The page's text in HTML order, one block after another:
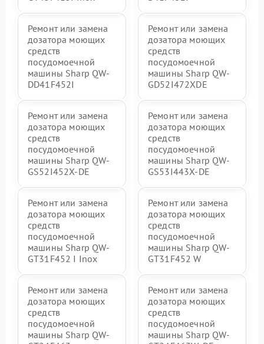
Ремонт или замена
дозатора моющих
средств
посудомоечной
машины Sharp QW-
DD41F452I
Ремонт или замена
дозатора моющих
средств
посудомоечной
машины Sharp QW-
GD52I472XDE
Ремонт или замена
дозатора моющих
средств
посудомоечной
машины Sharp QW-
GS52I452X-DE
Ремонт или замена
дозатора моющих
средств
посудомоечной
машины Sharp QW-
GS53I443X-DE
Ремонт или замена
дозатора моющих
средств
посудомоечной
машины Sharp QW-
GT31F452 I Inox
Ремонт или замена
дозатора моющих
средств
посудомоечной
машины Sharp QW-
GT31F452 W
Ремонт или замена
дозатора моющих
средств
посудомоечной
машины Sharp QW-
Ремонт или замена
дозатора моющих
средств
посудомоечной
машины Sharp QW-